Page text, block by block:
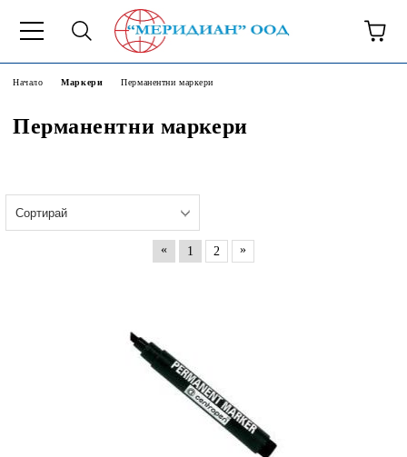
Начало Маркери Перманентни маркери
Перманентни маркери
« 1 2 »